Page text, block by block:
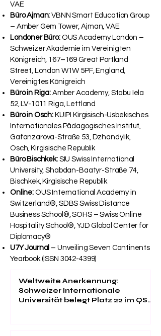
Building, Dubai Investment Park, Dubai,
VAE
Büro Ajman:VBNN Smart Education Group
– Amber Gem Tower, Ajman, VAE
Londoner Büro:OUS Academy London –
Schweizer Akademie im Vereinigten
Königreich, 167–169 Great Portland
Street, London W1W 5PF, England,
Vereinigtes Königreich
Büro in Riga:Amber Academy, Stabu Iela
52, LV-1011 Riga, Lettland
Büro in Osch:KUIPI Kirgisisch-Usbekisches
Internationales Pädagogisches Institut,
Gafanzarova-Straße 53, Dzhandylik,
Osch, Kirgisische Republik
Büro Bischkek:SIU Swiss International
University, Shabdan-Baatyr-Straße 74,
Bischkek, Kirgisische Republik
Online:OUS International Academy in
Switzerland®, SDBS Swiss Distance
Business School®, SOHS – Swiss Online
Hospitality School®, YJD Global Center for
Diplomacy®
U7Y Journal– Unveiling Seven Continents
Weltweite Anerkennung:
Schweizer Internationale